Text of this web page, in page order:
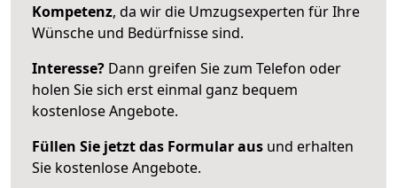
Kompetenz, da wir die Umzugsexperten für Ihre
Wünsche und Bedürfnisse sind.
Interesse? Dann greifen Sie zum Telefon oder
holen Sie sich erst einmal ganz bequem
kostenlose Angebote.
Füllen Sie jetzt das Formular aus und erhalten
Sie kostenlose Angebote.